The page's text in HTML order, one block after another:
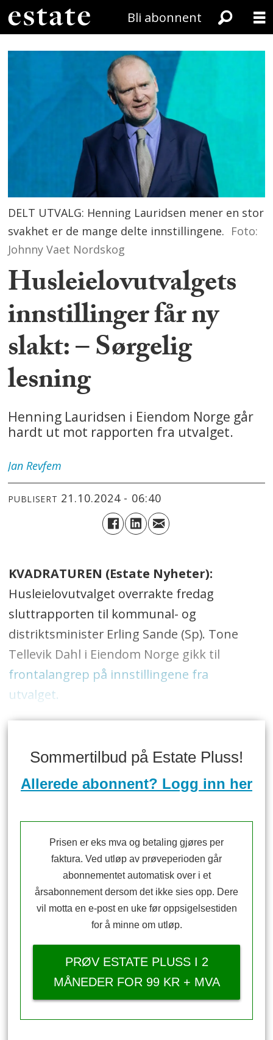
Bli abonnent
DELT UTVALG: Henning Lauridsen mener en stor
svakhet er de mange delte innstillingene. Foto:
Johnny Vaet Nordskog
Husleielovutvalgets
innstillinger får ny
slakt: – Sørgelig
lesning
Henning Lauridsen i Eiendom Norge går
hardt ut mot rapporten fra utvalget.
Jan Revfem
PUBLISERT 21.10.2024 - 06:40
KVADRATUREN (Estate Nyheter):
Husleielovutvalget overrakte fredag
sluttrapporten til kommunal- og
distriktsminister Erling Sande (Sp). Tone
Tellevik Dahl i Eiendom Norge gikk til
frontalangrep på innstillingene fra
utvalget.
Sommertilbud på Estate Pluss!
Allerede abonnent? Logg inn her
Prisen er eks mva og betaling gjøres per
faktura. Ved utløp av prøveperioden går
abonnementet automatisk over i et
årsabonnement dersom det ikke sies opp. Dere
vil motta en e-post en uke før oppsigelsestiden
for å minne om utløp.
PRØV ESTATE PLUSS I 2
MÅNEDER FOR 99 KR + MVA